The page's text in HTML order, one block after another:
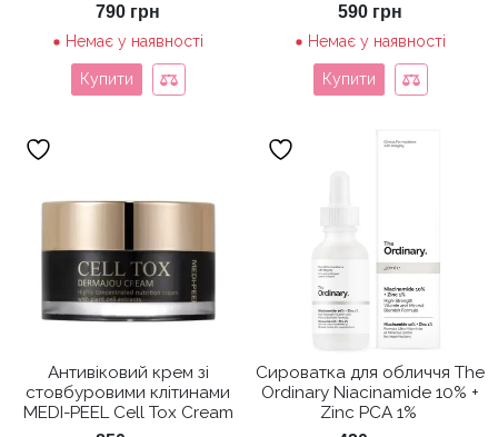
790 грн
Немає у наявності
Купити
590 грн
Немає у наявності
Купити
Антивіковий крем зі
стовбуровими клітинами
MEDI-PEEL Cell Tox Cream
Сироватка для обличчя The
Ordinary Niacinamide 10% +
Zinc PCA 1%